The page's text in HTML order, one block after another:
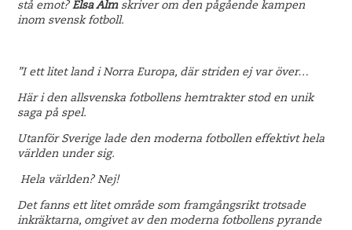
stå emot?Elsa Almskriver om den pågående kampen
inom svensk fotboll.
”I ett litet land i Norra Europa, där striden ej var över…
Här i den allsvenska fotbollens hemtrakter stod en unik
saga på spel.
Utanför Sverige lade den moderna fotbollen effektivt hela
världen under sig.
Hela världen? Nej!
Det fanns ett litet område som framgångsrikt trotsade
inkräktarna, omgivet av den moderna fotbollens pyrande